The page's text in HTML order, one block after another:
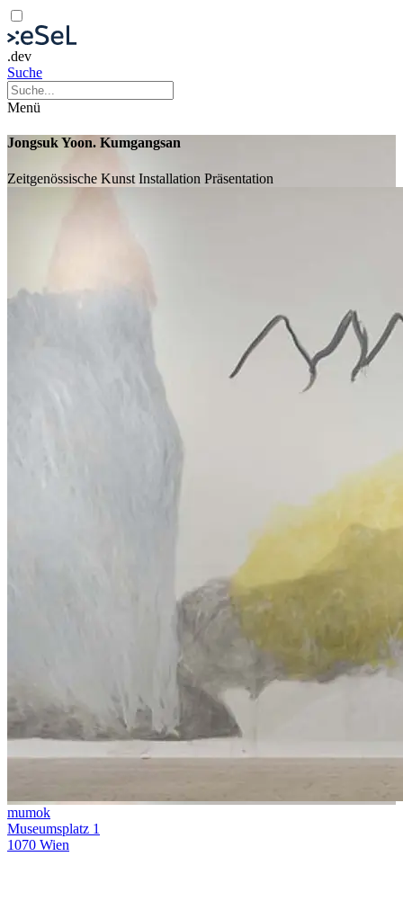
.dev
Suche
Menü
Jongsuk Yoon. Kumgangsan
Zeitgenössische Kunst Installation Präsentation
mumok
Museumsplatz 1
1070 Wien